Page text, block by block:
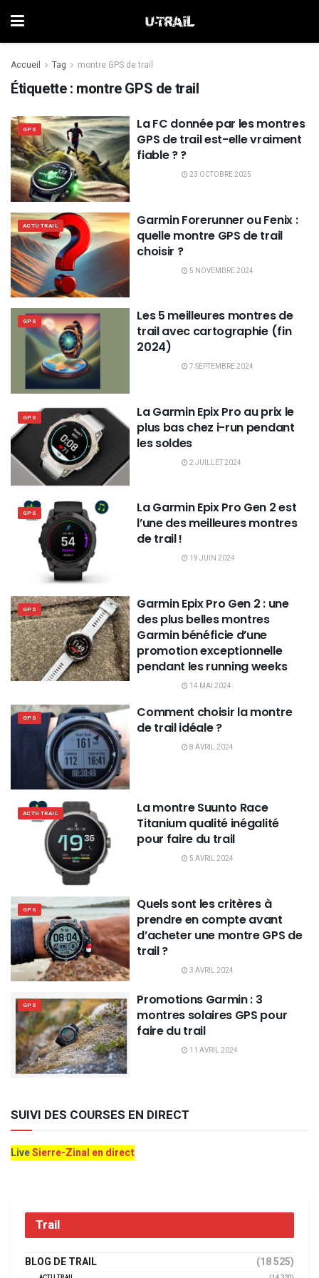
Accueil Tag montre GPS de trail
Étiquette : montre GPS de trail
GPS
La FC donnée par les montres
GPS de trail est-elle vraiment
fiable ? ?
23 OCTOBRE 2025
ACTU TRAIL
Garmin Forerunner ou Fenix :
quelle montre GPS de trail
choisir ?
5 NOVEMBRE 2024
GPS
Les 5 meilleures montres de
trail avec cartographie (fin
2024)
7 SEPTEMBRE 2024
GPS
La Garmin Epix Pro au prix le
plus bas chez i-run pendant
les soldes
2 JUILLET 2024
GPS
La Garmin Epix Pro Gen 2 est
l’une des meilleures montres
de trail !
19 JUIN 2024
GPS
Garmin Epix Pro Gen 2 : une
des plus belles montres
Garmin bénéficie d’une
promotion exceptionnelle
pendant les running weeks
14 MAI 2024
GPS
Comment choisir la montre
de trail idéale ?
8 AVRIL 2024
ACTU TRAIL
La montre Suunto Race
Titanium qualité inégalité
pour faire du trail
5 AVRIL 2024
GPS
Quels sont les critères à
prendre en compte avant
d’acheter une montre GPS de
trail ?
3 AVRIL 2024
GPS
Promotions Garmin : 3
montres solaires GPS pour
faire du trail
11 AVRIL 2024
SUIVI DES COURSES EN DIRECT
LiveSierre-Zinal en direct
Trail
BLOG DE TRAIL (18 525)